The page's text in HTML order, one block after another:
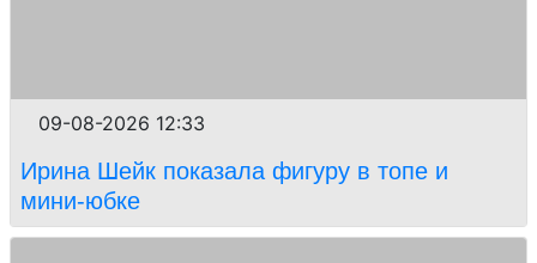
09-08-2026 12:33
Ирина Шейк показала фигуру в топе и
мини-юбке